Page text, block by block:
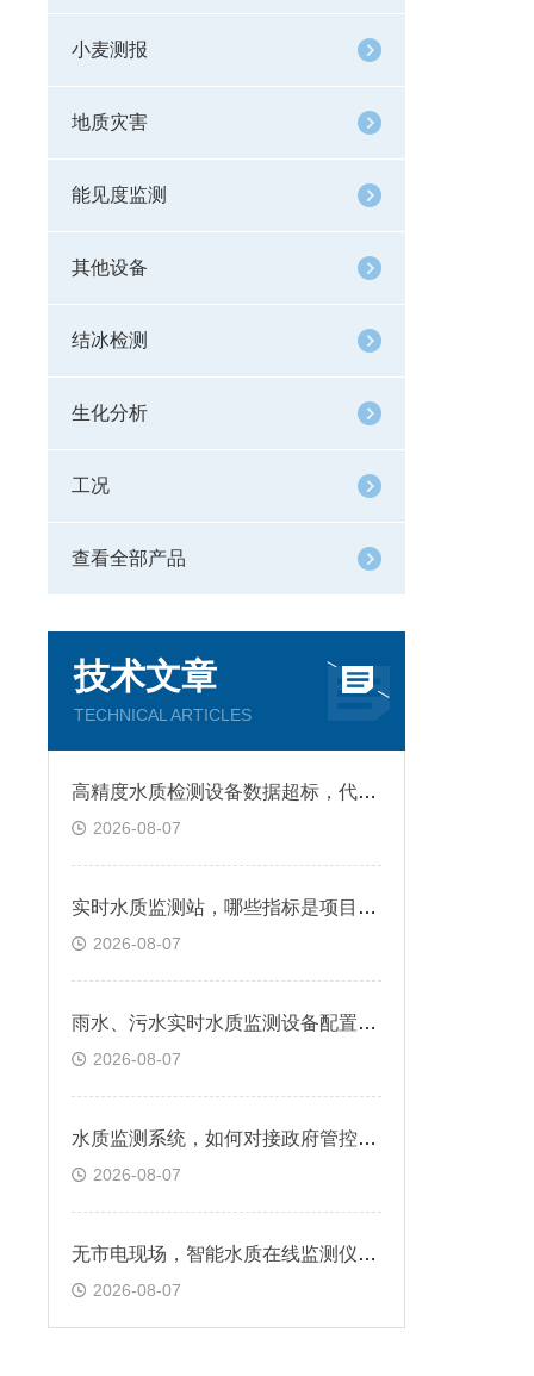
小麦测报
地质灾害
能见度监测
其他设备
结冰检测
生化分析
工况
查看全部产品
技术文章
TECHNICAL ARTICLES
高精度水质检测设备数据超标，代表什么情况
2026-08-07
实时水质监测站，哪些指标是项目常选参数
2026-08-07
雨水、污水实时水质监测设备配置有什么不同
2026-08-07
水质监测系统，如何对接政府管控平台
2026-08-07
无市电现场，智能水质在线监测仪供电怎么解决
2026-08-07